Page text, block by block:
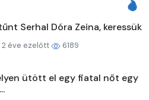
Serhal Dóra Zeina, keressük
2 éve ezelőtt 6189
ütött el egy fiatal nőt egy